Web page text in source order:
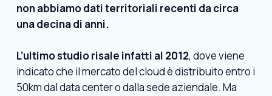
non abbiamo dati territoriali recenti da circa
una decina di anni.
L’ultimo studio risale infatti al 2012, dove viene
indicato che il mercato del cloud è distribuito entro i
50km dal data center o dalla sede aziendale. Ma